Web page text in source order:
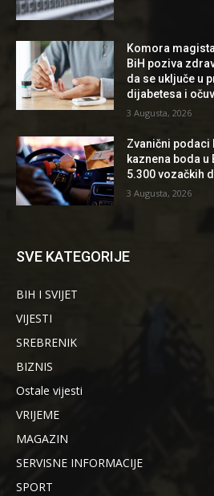
Komora
BiH poziva
da se uključe u
dijabetesa i
3 Augusta, 2026
Zvanični podaci
kaznena boda u
5.300 vozačkih
3 Augusta, 2026
SVE KATEGORIJE
BIH I SVIJET
VIJESTI
SREBRENIK
BIZNIS
Ostale vijesti
VRIJEME
MAGAZIN
SERVISNE INFORMACIJE
SPORT